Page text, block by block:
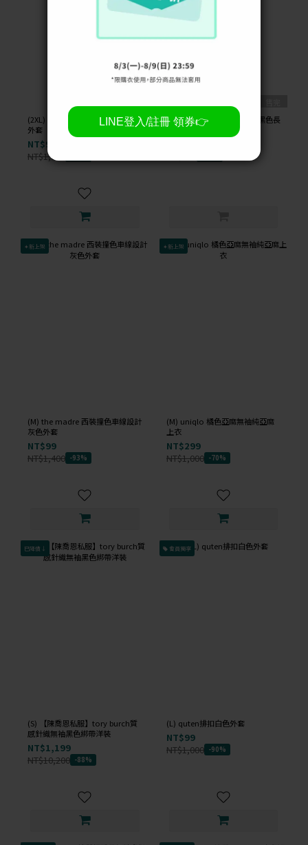
(2XL) rue xi 毛毛連帽兔耳朵白色
外套
NT$99
NT$1,000
(S) isabelle anne 短版高領黑色長
袖上衣
✦新上架
(M) the madre 西裝撞色車線設計
灰色外套
NT$99
NT$1,400 -93%
✦新上架
(M) uniqlo 橘色亞麻無袖純亞麻
上衣
NT$299
NT$1,000 -70%
已降價↓
(S) 【陳喬恩私服】tory burch質
感針織無袖黑色綁帶洋裝
NT$1,199
NT$10,200 -88%
會員獨享
(L) quten排扣白色外套
NT$99
NT$1,000 -90%